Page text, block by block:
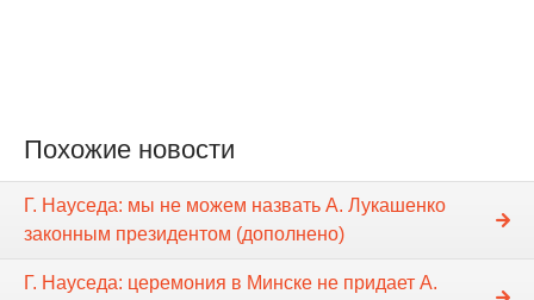
Похожие новости
Г. Науседа: мы не можем назвать А. Лукашенко
законным президентом (дополнено)
Г. Науседа: церемония в Минске не придает А.